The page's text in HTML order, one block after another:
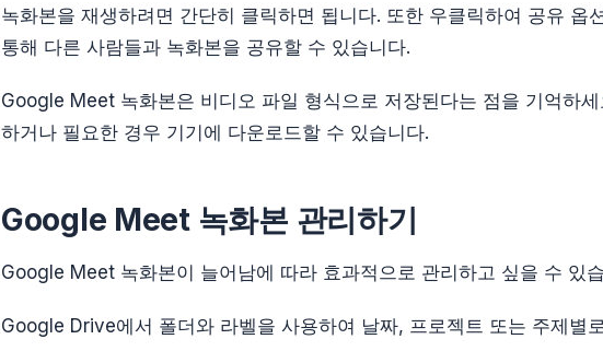
녹화본을 재생하려면 간단히 클릭하면 됩니다. 또한 우클릭하여 공유 옵
통해 다른 사람들과 녹화본을 공유할 수 있습니다.
Google Meet 녹화본은 비디오 파일 형식으로 저장된다는 점을 기억하
하거나 필요한 경우 기기에 다운로드할 수 있습니다.
Google Meet 녹화본 관리하기
Google Meet 녹화본이 늘어남에 따라 효과적으로 관리하고 싶을 수 있
Google Drive에서 폴더와 라벨을 사용하여 날짜, 프로젝트 또는 주제별